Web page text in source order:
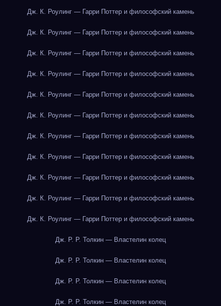
Дж. К. Роулинг — Гарри Поттер и философский камень
Дж. К. Роулинг — Гарри Поттер и философский камень
Дж. К. Роулинг — Гарри Поттер и философский камень
Дж. К. Роулинг — Гарри Поттер и философский камень
Дж. К. Роулинг — Гарри Поттер и философский камень
Дж. К. Роулинг — Гарри Поттер и философский камень
Дж. К. Роулинг — Гарри Поттер и философский камень
Дж. К. Роулинг — Гарри Поттер и философский камень
Дж. К. Роулинг — Гарри Поттер и философский камень
Дж. К. Роулинг — Гарри Поттер и философский камень
Дж. К. Роулинг — Гарри Поттер и философский камень
Дж. Р. Р. Толкин — Властелин колец
Дж. Р. Р. Толкин — Властелин колец
Дж. Р. Р. Толкин — Властелин колец
Дж. Р. Р. Толкин — Властелин колец